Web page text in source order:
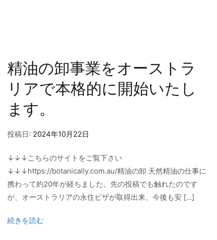
精油の卸事業をオーストラ
リアで本格的に開始いたし
ます。
投稿日: 2024年10月22日
↓↓↓こちらのサイトをご覧下さい
↓↓↓https://botanically.com.au/精油の卸 天然精油の仕事に
携わって約20年が経ちました。先の投稿でも触れたのです
が、オーストラリアの永住ビザが取得出来、今後も安 […]
続きを読む